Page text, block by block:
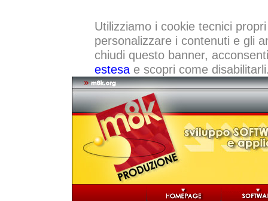
Utilizziamo i cookie tecnici
personalizzare i contenuti e gli
chiudi questo banner,
estesae scopri come